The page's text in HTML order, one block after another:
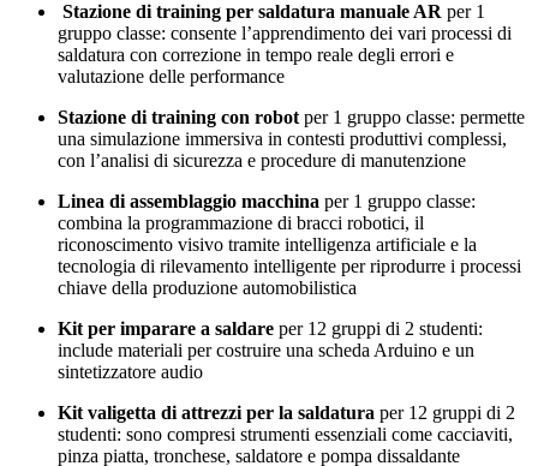
Stazione di training per saldatura manuale AR per 1
gruppo classe: consente l’apprendimento dei vari processi di
saldatura con correzione in tempo reale degli errori e
valutazione delle performance
Stazione di training con robot per 1 gruppo classe: permette
una simulazione immersiva in contesti produttivi complessi,
con l’analisi di sicurezza e procedure di manutenzione
Linea di assemblaggio macchina per 1 gruppo classe:
combina la programmazione di bracci robotici, il
riconoscimento visivo tramite intelligenza artificiale e la
tecnologia di rilevamento intelligente per riprodurre i processi
chiave della produzione automobilistica
Kit per imparare a saldare per 12 gruppi di 2 studenti:
include materiali per costruire una scheda Arduino e un
sintetizzatore audio
Kit valigetta di attrezzi per la saldatura per 12 gruppi di 2
studenti: sono compresi strumenti essenziali come cacciaviti,
pinza piatta, tronchese, saldatore e pompa dissaldante